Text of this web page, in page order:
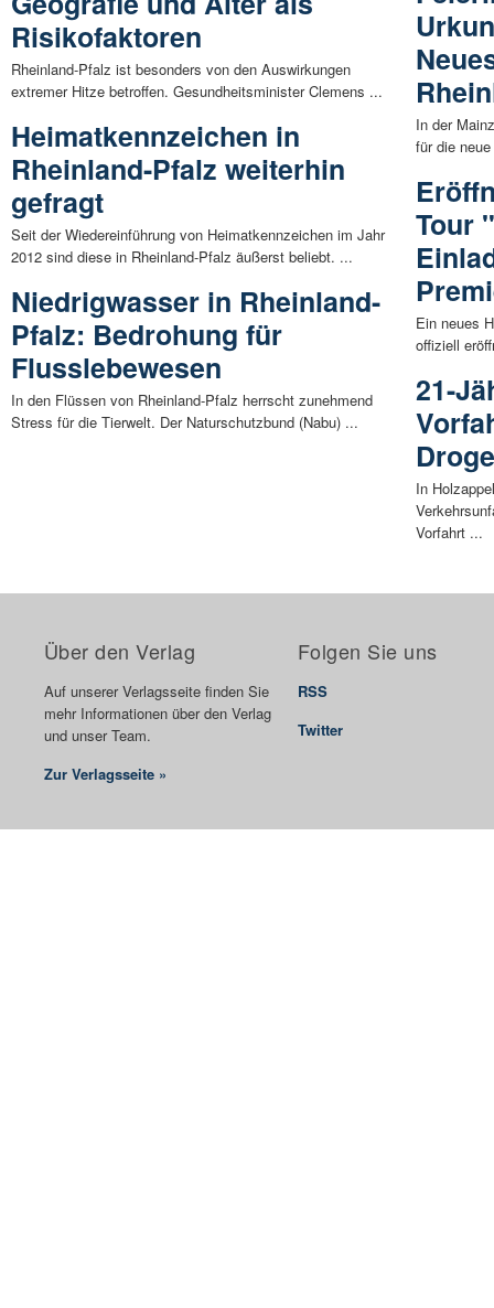
Risikofaktoren
Rheinland-Pfalz ist besonders von den Auswirkungen
extremer Hitze betroffen. Gesundheitsminister Clemens ...
Heimatkennzeichen in
Rheinland-Pfalz weiterhin
gefragt
Seit der Wiedereinführung von Heimatkennzeichen im Jahr
2012 sind diese in Rheinland-Pfalz äußerst beliebt. ...
Niedrigwasser in Rheinland-
Pfalz: Bedrohung für
Flusslebewesen
In den Flüssen von Rheinland-Pfalz herrscht zunehmend
Stress für die Tierwelt. Der Naturschutzbund (Nabu) ...
In der
für die
Tour
Ein neues
offiziell
21-
In
Vorfahrt ...
Über den Verlag
Auf unserer Verlagsseite finden Sie
mehr Informationen über den Verlag
und unser Team.
Zur Verlagsseite »
Folgen Sie uns
RSS
Twitter